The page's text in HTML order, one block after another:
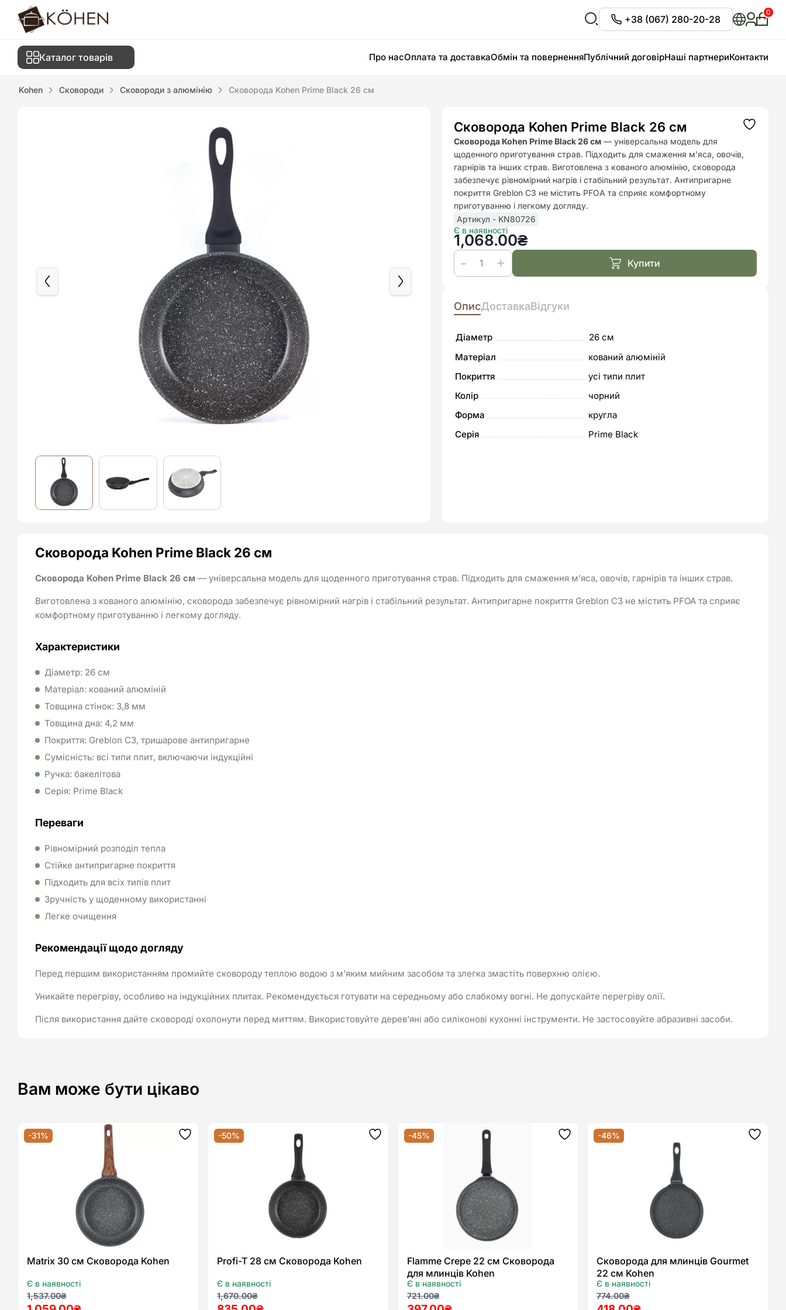
пошук
+38 (067) 280-20-28
0
Каталог товарів Про насОплата та доставкаОбмін та поверненняПублічний договірНаші партнериКонтакти
Kohen Сковороди Сковороди з алюмінію Сковорода Kohen Prime Black 26 см
Сковорода Kohen Prime Black 26 см
Сковорода Kohen Prime Black 26 см — універсальна модель для
щоденного приготування страв. Підходить для смаження м’яса, овочів,
гарнірів та інших страв. Виготовлена з кованого алюмінію, сковорода
забезпечує рівномірний нагрів і стабільний результат. Антипригарне
покриття Greblon C3 не містить PFOA та сприяє комфортному
приготуванню і легкому догляду.
Артикул - KN80726
Є в наявності
1,068.00₴
Сковорода
Prime
26
см
кількість
Купити
Додати
ОписДоставкаВідгуки
Діаметр
26 см
Матеріал
кований алюміній
Покриття
усі типи плит
Колір
чорний
Форма
кругла
Серія
Prime Black
Сковорода Kohen Prime Black 26 см
Сковорода Kohen Prime Black 26 см — універсальна модель для щоденного приготування страв. Підходить для смаження м’яса, овочів, гарнірів та інших страв.
Виготовлена з кованого алюмінію, сковорода забезпечує рівномірний нагрів і стабільний результат. Антипригарне покриття Greblon C3 не містить PFOA та сприяє
комфортному приготуванню і легкому догляду.
Характеристики
Діаметр: 26 см
Матеріал: кований алюміній
Товщина стінок: 3,8 мм
Товщина дна: 4,2 мм
Покриття: Greblon C3, тришарове антипригарне
Сумісність: всі типи плит, включаючи індукційні
Ручка: бакелітова
Серія: Prime Black
Переваги
Рівномірний розподіл тепла
Стійке антипригарне покриття
Підходить для всіх типів плит
Зручність у щоденному використанні
Легке очищення
Рекомендації щодо догляду
Перед першим використанням промийте сковороду теплою водою з м’яким мийним засобом та злегка змастіть поверхню олією.
Уникайте перегріву, особливо на індукційних плитах. Рекомендується готувати на середньому або слабкому вогні. Не допускайте перегріву олії.
Після використання дайте сковороді охолонути перед миттям. Використовуйте дерев’яні або силіконові кухонні інструменти. Не застосовуйте абразивні засоби.
Вам може бути цікаво
-31%
Додати
Matrix 30 см Сковорода Kohen
Є в наявності
1,537.00₴
Оригінальна
Поточна
-50%
Додати
Profi-T 28 см Сковорода Kohen
Є в наявності
1,670.00₴
Оригінальна
Поточна
-45%
Додати
Flamme Crepe 22 см Сковорода
для млинців Kohen
Є в наявності
721.00₴
Оригінальна
Поточна
-46%
Сковорода для млинців Gourmet
22 см Kohen
Є в наявності
774.00₴
Оригінальна
Поточна